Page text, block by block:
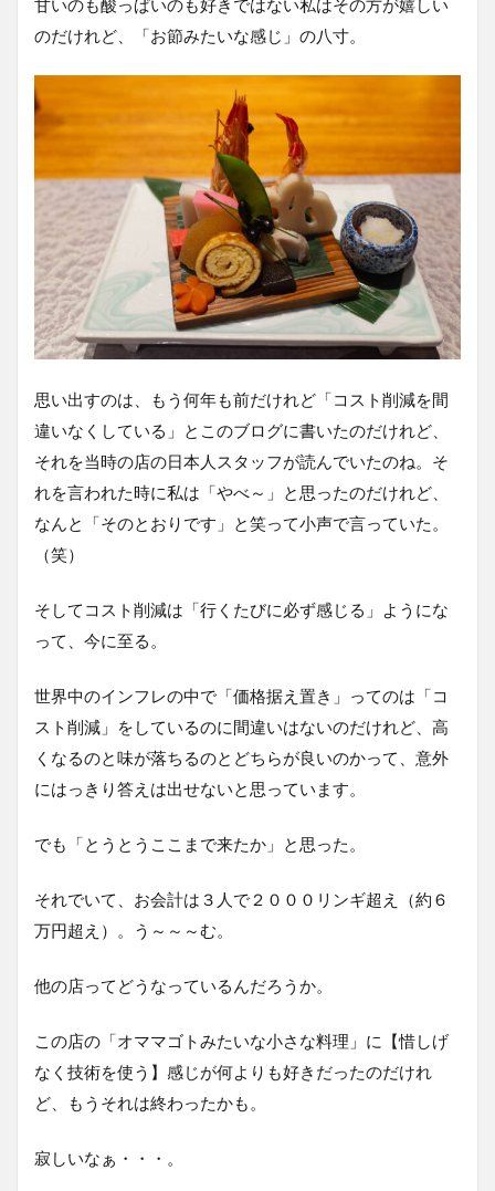
甘いのも酸っぱいのも好きではない私はその方が嬉しい
のだけれど、「お節みたいな感じ」の八寸。
思い出すのは、もう何年も前だけれど「コスト削減を間
違いなくしている」とこのブログに書いたのだけれど、
それを当時の店の日本人スタッフが読んでいたのね。そ
れを言われた時に私は「やべ～」と思ったのだけれど、
なんと「そのとおりです」と笑って小声で言っていた。
（笑）
そしてコスト削減は「行くたびに必ず感じる」ようにな
って、今に至る。
世界中のインフレの中で「価格据え置き」ってのは「コ
スト削減」をしているのに間違いはないのだけれど、高
くなるのと味が落ちるのとどちらが良いのかって、意外
にはっきり答えは出せないと思っています。
でも「とうとうここまで来たか」と思った。
それでいて、お会計は３人で２０００リンギ超え（約６
万円超え）。う～～～む。
他の店ってどうなっているんだろうか。
この店の「オママゴトみたいな小さな料理」に【惜しげ
なく技術を使う】感じが何よりも好きだったのだけれ
ど、もうそれは終わったかも。
寂しいなぁ・・・。